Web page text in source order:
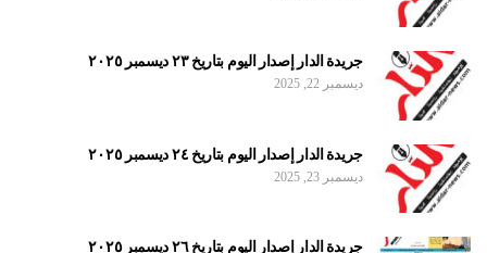
جريدة الدار إصدار اليوم بتاريخ ٢٣ ديسمبر ٢٠٢٥
ديسمبر 22, 2025
جريدة الدار إصدار اليوم بتاريخ ٢٤ ديسمبر ٢٠٢٥
ديسمبر 23, 2025
جريدة الدار إصدار اليوم بتاريخ ٢٦ ديسمبر ٢٠٢٥